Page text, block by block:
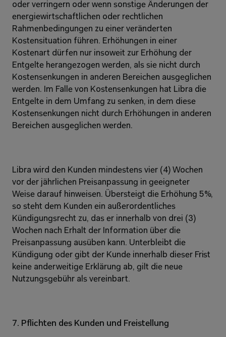
oder verringern oder wenn sonstige Änderungen der
energiewirtschaftlichen oder rechtlichen
Rahmenbedingungen zu einer veränderten
Kostensituation führen. Erhöhungen in einer
Kostenart dürfen nur insoweit zur Erhöhung der
Entgelte herangezogen werden, als sie nicht durch
Kostensenkungen in anderen Bereichen ausgeglichen
werden. Im Falle von Kostensenkungen hat Libra die
Entgelte in dem Umfang zu senken, in dem diese
Kostensenkungen nicht durch Erhöhungen in anderen
Bereichen ausgeglichen werden.
Libra wird den Kunden mindestens vier (4) Wochen
vor der jährlichen Preisanpassung in geeigneter
Weise darauf hinweisen. Übersteigt die Erhöhung 5%,
so steht dem Kunden ein außerordentliches
Kündigungsrecht zu, das er innerhalb von drei (3)
Wochen nach Erhalt der Information über die
Preisanpassung ausüben kann. Unterbleibt die
Kündigung oder gibt der Kunde innerhalb dieser Frist
keine anderweitige Erklärung ab, gilt die neue
Nutzungsgebühr als vereinbart.
7. Pflichten des Kunden und Freistellung